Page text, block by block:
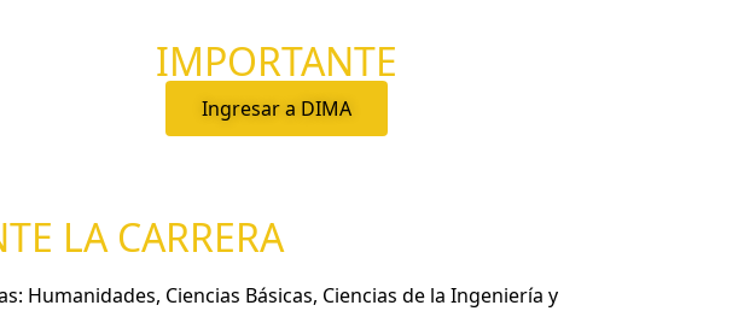
IMPORTANTE
Ingresar a DIMA
LA CARRERA
Ciencias Básicas, Ciencias de la Ingeniería y